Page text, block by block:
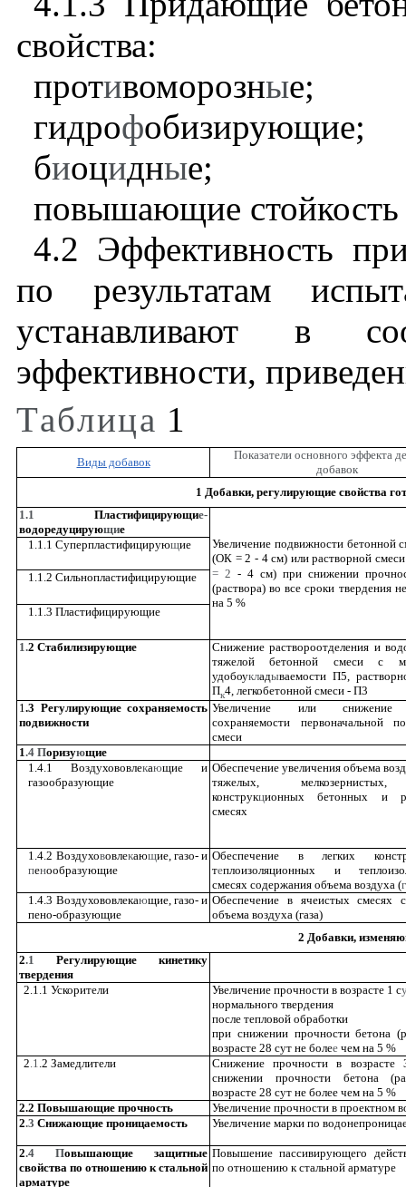
свойства:
противоморозные;
гидрофобизирующие;
биоцидные;
повышающие стойкость
4.2 Эффективность
по результатам
устанавливают в
эффективности,
Таблица 1
Виды добавок
Показатели основного эффекта
добавок
1 Добавки, регулирующие свойства
1.1
Пластифицирующие-
водоредуцирующие
1.1.1 Суперпластифицирующие
Увеличение подвижности бетонной
(ОК = 2 - 4 см) или растворной
= 2 - 4 см) при снижении
(раствора) во все сроки твердения
на 5 %
1.1.2 Сильнопластифицирующие
1.1.3 Пластифицирующие
1.2 Стабилизирующие
Снижение раствороотделения и
тяжелой бетонной смеси с
удобоукладываемости П5,
Пк4, легкобетонной смеси - П3
1 .3 Регулирующие сохраняемость
подвижности
Увеличение или снижение
сохраняемости первоначальной
смеси
1.4 Поризующие
1.4.1 Воздухововлекающие и
газообразующие
Обеспечение увеличения объема
тяжелых,
конструкционных бетонных и
смесях
1.4.2 Воздухововлекающие, газо- и
пенообразующие
Обеспечение в легких
теплоизоляционных и
смесях содержания объема воздуха (г
1.4.3 Воздухововлекающие, газо- и
пено-образующие
Обеспечение в ячеистых смесях
объема воздуха (газа)
2 Добавки,
2.1
Регулирующие кинетику
твердения
2.1.1 Ускорители
Увеличение прочности в возрасте 1 с
нормального твердения
после тепловой обработки
при снижении прочности бетона
возрасте 28 сут не болеечем на 5 %
2 .1 .2 Замедлители
Снижение прочности в возрасте
снижении прочности бетона
возрасте 28 сут не более чем на 5 %
2.2 Повышающие прочность
Увеличение прочности в проектном
2.3 Снижающие проницаемость Увеличение марки по
2.4 Повышающие защитные
свойства по отношению к стальной
арматуре
Повышение пассивирующего
по отношению к стальной арматуре